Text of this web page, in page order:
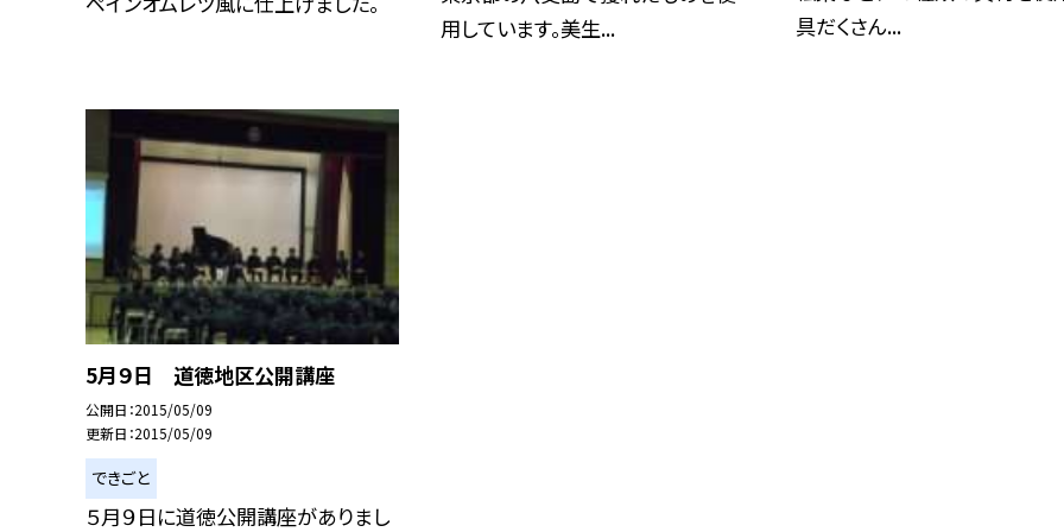
用しています。美生...
具だくさん...
5月９日 道徳地区公開講座
公開日 2015/05/09
更新日 2015/05/09
できごと
５月９日に道徳公開講座がありまし